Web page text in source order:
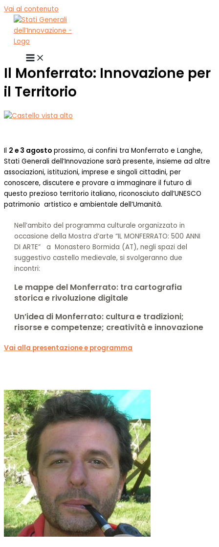
Vai al contenuto
Il Monferrato: Innovazione per
il Territorio
Il 2 e 3 agosto prossimo, ai confini tra Monferrato e Langhe,
Stati Generali dell’Innovazione sarà presente, insieme ad altre
associazioni, istituzioni, imprese e singoli cittadini, per
conoscere, discutere e provare a immaginare il futuro di
questo prezioso territorio italiano, riconosciuto dall’UNESCO
patrimonio artistico e ambientale dell’Umanità.
Nell’ambito del programma culturale organizzato in
occasione della Mostra d’arte “IL MONFERRATO: 500 ANNI
DI ARTE” a Monastero Bormida (AT), negli spazi del
suggestivo castello medievale, si svolgeranno due
incontri:
Le mappe del Monferrato: tra cartografia
storica e rivoluzione digitale
Un’idea di Monferrato: cultura e tradizioni;
risorse e competenze; creatività e innovazione
Vai alla presentazione e programma